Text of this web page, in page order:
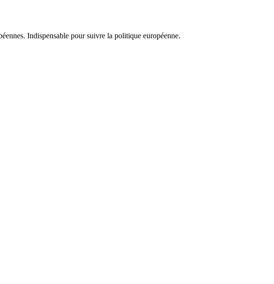
Indispensable pour suivre la politique européenne.